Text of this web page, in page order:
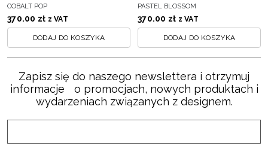
COBALT POP
370.00 zł z VAT
DODAJ DO KOSZYKA
PASTEL BLOSSOM
370.00 zł z VAT
DODAJ DO KOSZYKA
Zapisz się do naszego newslettera i otrzymuj
informacje o promocjach, nowych produktach i
wydarzeniach związanych z designem.